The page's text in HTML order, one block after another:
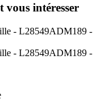
intéresser